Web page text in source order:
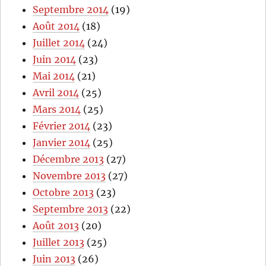
Septembre 2014 (19)
Août 2014 (18)
Juillet 2014 (24)
Juin 2014 (23)
Mai 2014 (21)
Avril 2014 (25)
Mars 2014 (25)
Février 2014 (23)
Janvier 2014 (25)
Décembre 2013 (27)
Novembre 2013 (27)
Octobre 2013 (23)
Septembre 2013 (22)
Août 2013 (20)
Juillet 2013 (25)
Juin 2013 (26)